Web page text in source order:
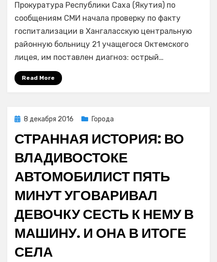
Якутии
несколько
десятков
отравились
соком
Прокуратура Республики Саха (Якутия) по
сообщениям СМИ начала проверку по факту
госпитализации в Хангаласскую центральную
районную больницу 21 учащегося Октемского
лицея, им поставлен диагноз: острый…
Read More
Posted
8 декабря 2016 Города
СТРАННАЯ ИСТОРИЯ: ВО
ВЛАДИВОСТОКЕ
АВТОМОБИЛИСТ ПЯТЬ
МИНУТ УГОВАРИВАЛ
ДЕВОЧКУ СЕСТЬ К НЕМУ В
МАШИНУ. И ОНА В ИТОГЕ
СЕЛА